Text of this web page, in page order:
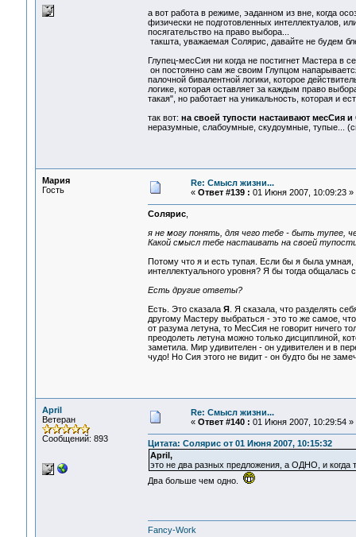
а вот работа в режиме, эаданном из вне, когда
физически не подготовленных интеллектуалов,
посягательство на право выбора...
такшта, уважаемая Солярис, давайте не будем
Глупец-месСия ни когда не постигнет Мастера в
он постоянно сам же своим Глупцом
палочной бивалентной логики, которое
логике, которая оставляет за каждым право
такая", но работает на уникальность, которая и
так вот: на своей тупости настаивают месСия
неразумные, слабоумные, скудоумные, тупые...
Мария
Гость
Re: Смысл жизни...
« Ответ #139 : 01 Июня 2007, 10:09:23 »
Солярис,
я не могу понять, для чего тебе - быть тупее,
Какой смысл тебе настаивать на своей
Потому что я и есть тупая. Если бы я была
интеллектуального уровня? Я бы тогда
Есть другие ответы?
Есть. Это сказала Я
. Я сказала, что разделять
другому Мастеру выбраться - это то же самое,
от разума летуна, то МесСия не говорит ничего
преодолеть летуна можно только дисциплиной,
заметила. Мир удивителен - он удивителен и в
чудо! Но Сия этого не видит - он будто бы не
April
Ветеран
Сообщений: 893
Re: Смысл жизни...
« Ответ #140 : 01 Июня 2007, 10:29:54 »
Цитата: Солярис от 01 Июня 2007, 10:15:32
April,
это не два разных предложения, а ОДНО, и
Два больше чем одно.
Fancy-Work